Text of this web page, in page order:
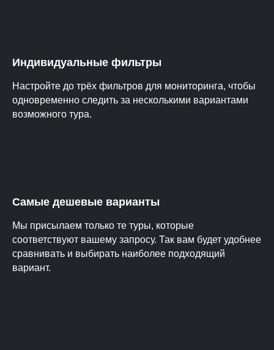
Индивидуальные фильтры
Настройте до трёх фильтров для мониторинга, чтобы
одновременно следить за несколькими вариантами
возможного тура.
Самые дешевые варианты
Мы присылаем только те туры, которые
соответствуют вашему запросу. Так вам будет удобнее
сравнивать и выбирать наиболее подходящий
вариант.